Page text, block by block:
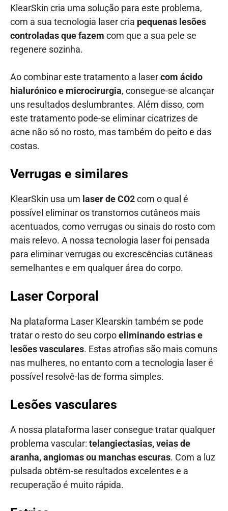
KlearSkin cria uma solução para este problema,
com a sua tecnologia laser cria pequenas lesões
controladas que fazem com que a sua pele se
regenere sozinha.
Ao combinar este tratamento a lasercom ácido
hialurónico e microcirurgia, consegue-se alcançar
uns resultados deslumbrantes. Além disso, com
este tratamento pode-se eliminar cicatrizes de
acne não só no rosto, mas também do peito e das
costas.
Verrugas e similares
KlearSkin usa um laser de CO2com o qual é
possível eliminar os transtornos cutâneos mais
acentuados, como verrugas ou sinais do rosto com
mais relevo. A nossa tecnologia laser foi pensada
para eliminar verrugas ou excrescências cutâneas
semelhantes e em qualquer área do corpo.
Laser Corporal
Na plataforma Laser Klearskin também se pode
tratar o resto do seu corpoeliminando estrias e
lesões vasculares. Estas atrofias são mais comuns
nas mulheres, no entanto com a tecnologia laser é
possível resolvê-las de forma simples.
Lesões vasculares
A nossa plataforma laser consegue tratar qualquer
problema vascular: telangiectasias, veias de
aranha, angiomas ou manchas escuras. Com a luz
pulsada obtêm-se resultados excelentes e a
recuperação é muito rápida.